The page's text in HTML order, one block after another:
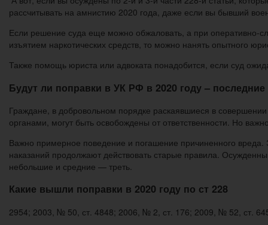
рассчитывать на амнистию 2020 года, даже если вы бывший
Если решение суда еще можно обжаловать, а при оперативно-
изъятием наркотических средств, то можно нанять опытного
Также помощь юриста или адвоката понадобится, если суд
Будут ли поправки в УК РФ в 2020 году – последние
Граждане, в добровольном порядке раскаявшиеся в
органами, могут быть освобождены от ответственности. Но
Важно примерное поведение и погашение причиненного
наказаний продолжают действовать старые правила.
небольшие и средние — треть.
Какие вышли поправки в 2020 году по ст 228
2954; 2003, № 50, ст. 4848; 2006, № 2, ст. 176; 2009, № 52, ст.